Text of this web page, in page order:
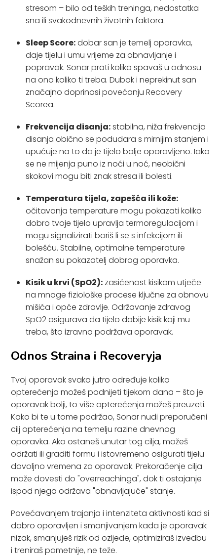
stresom – bilo od teških treninga, nedostatka
sna ili svakodnevnih životnih faktora.
Sleep Score:dobar san je temelj oporavka,
daje tijelu i umu vrijeme za obnavljanje i
popravak. Sonar prati koliko spavaš u odnosu
na ono koliko ti treba. Dubok i neprekinut san
značajno doprinosi povećanju Recovery
Scorea.
Frekvencija disanja:stabilna, niža frekvencija
disanja obično se podudara s mirnijim stanjem i
upućuje na to da je tijelo bolje oporavljeno. Iako
se ne mijenja puno iz noći u noć, neobični
skokovi mogu biti znak stresa ili bolesti.
Temperatura tijela, zapešća ili kože:
očitavanja temperature mogu pokazati koliko
dobro tvoje tijelo upravlja termoregulacijom i
mogu signalizirati boriš li se s infekcijom ili
bolešću. Stabilne, optimalne temperature
snažan su pokazatelj dobrog oporavka.
Kisik u krvi (SpO2): zasićenost kisikom utječe
na mnoge fiziološke procese ključne za obnovu
mišića i opće zdravlje. Održavanje zdravog
SpO2 osigurava da tijelo dobije kisik koji mu
treba, što izravno podržava oporavak.
Odnos Straina i Recoveryja
Tvoj oporavak svako jutro određuje koliko
opterećenja možeš podnijeti tijekom dana – što je
oporavak bolji, to više opterećenja možeš preuzeti.
Kako bi te u tome podržao, Sonar nudi preporučeni
cilj opterećenja na temelju razine dnevnog
oporavka. Ako ostaneš unutar tog cilja, možeš
održati ili graditi formu i istovremeno osigurati tijelu
dovoljno vremena za oporavak. Prekoračenje cilja
može dovesti do "overreachinga", dok ti ostajanje
ispod njega održava "obnavljajuće" stanje.
Povećavanjem trajanja i intenziteta aktivnosti kad si
dobro oporavljen i smanjivanjem kada je oporavak
nizak, smanjuješ rizik od ozljede, optimiziraš izvedbu
i treniraš pametnije, ne teže.